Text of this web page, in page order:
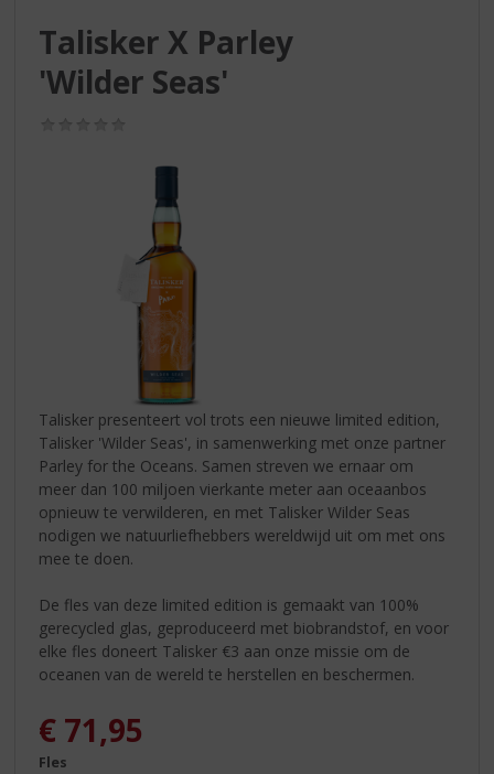
Talisker X Parley
'Wilder Seas'
Talisker presenteert vol trots een nieuwe limited edition,
Talisker 'Wilder Seas', in samenwerking met onze partner
Parley for the Oceans. Samen streven we ernaar om
meer dan 100 miljoen vierkante meter aan oceaanbos
opnieuw te verwilderen, en met Talisker Wilder Seas
nodigen we natuurliefhebbers wereldwijd uit om met ons
mee te doen.
De fles van deze limited edition is gemaakt van 100%
gerecycled glas, geproduceerd met biobrandstof, en voor
elke fles doneert Talisker €3 aan onze missie om de
oceanen van de wereld te herstellen en beschermen.
€ 71,95
Fles